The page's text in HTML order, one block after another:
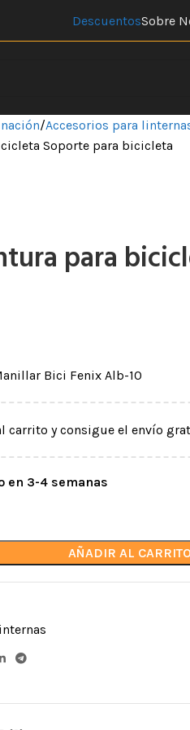
DescuentosSobre
Y
acero
forma
CASCOS
Accesorios para
Soporte para bicicleta
para
Bici Fenix Alb-10
carrito y consigue el envío
en 3-4 semanas
AÑADIR AL CARRITO